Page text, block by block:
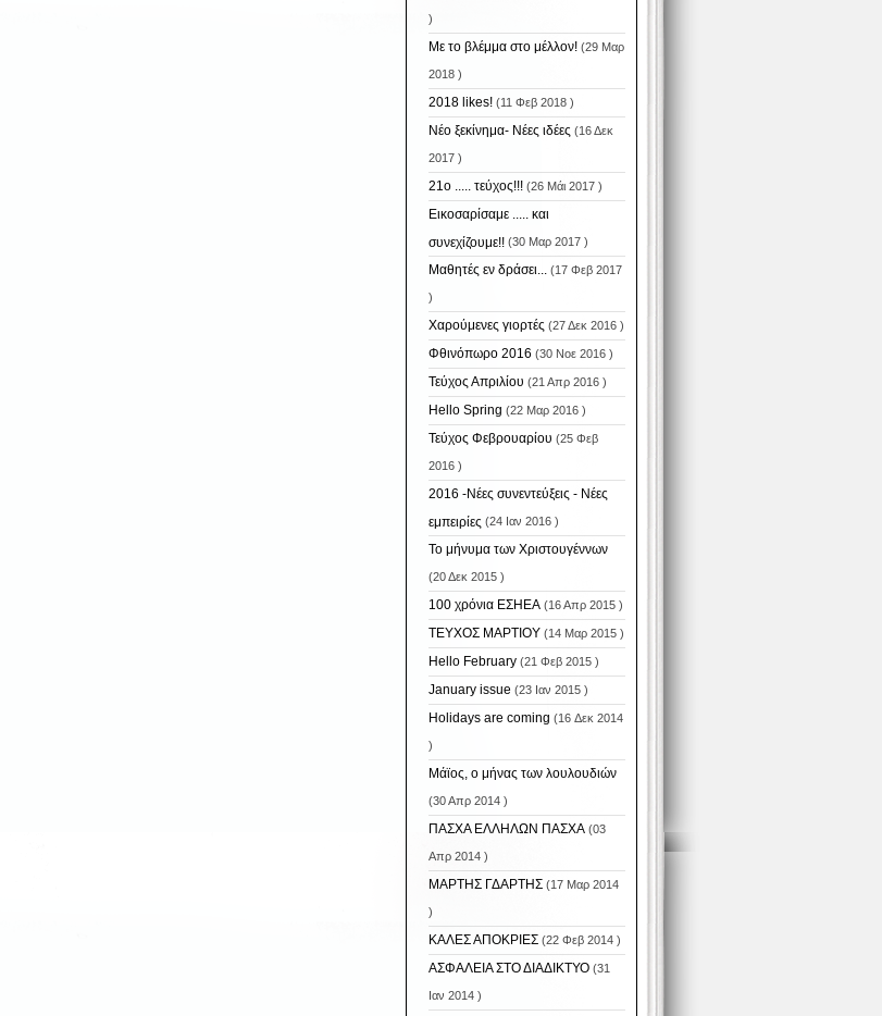
)
Με το βλέμμα στο μέλλον!(29 Μαρ
2018 )
2018 likes!(11 Φεβ 2018 )
Νέο ξεκίνημα- Νέες ιδέες (16 Δεκ
2017 )
21ο ..... τεύχος!!!(26 Μάι 2017 )
Εικοσαρίσαμε ..... και
συνεχίζουμε!!(30 Μαρ 2017 )
Μαθητές εν δράσει... (17 Φεβ 2017
)
Χαρούμενες γιορτές (27 Δεκ 2016 )
Φθινόπωρο 2016 (30 Νοε 2016 )
Τεύχος Απριλίου (21 Απρ 2016 )
Hello Spring (22 Μαρ 2016 )
Τεύχος Φεβρουαρίου (25 Φεβ
2016 )
2016 -Νέες συνεντεύξεις - Νέες
εμπειρίες (24 Ιαν 2016 )
Το μήνυμα των Χριστουγέννων
(20 Δεκ 2015 )
100 χρόνια ΕΣΗΕΑ(16 Απρ 2015 )
ΤΕΥΧΟΣ ΜΑΡΤΙΟΥ(14 Μαρ 2015 )
Hello February(21 Φεβ 2015 )
January issue (23 Ιαν 2015 )
Holidays are coming (16 Δεκ 2014
)
Μάϊος, ο μήνας των λουλουδιών
(30 Απρ 2014 )
ΠΑΣΧΑ ΕΛΛΗΛΩΝ ΠΑΣΧΑ(03
Απρ 2014 )
ΜΑΡΤΗΣ ΓΔΑΡΤΗΣ(17 Μαρ 2014
)
ΚΑΛΕΣ ΑΠΟΚΡΙΕΣ(22 Φεβ 2014 )
ΑΣΦΑΛΕΙΑ ΣΤΟ ΔΙΑΔΙΚΤΥΟ(31
Ιαν 2014 )